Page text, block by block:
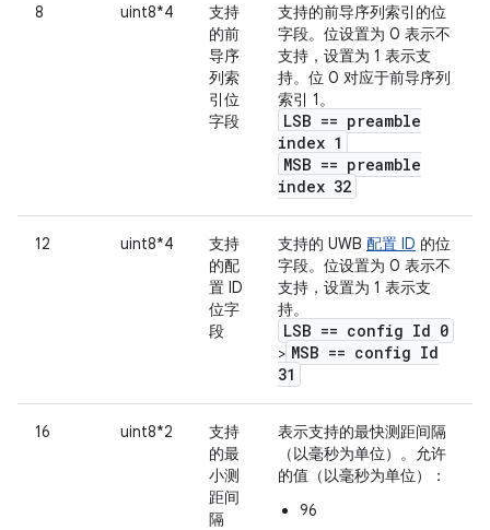
8 uint8*4
支持
的前
导序
列索
引位
字段
支持的前导序列索引的位
字段。位设置为 0 表示不
支持，设置为 1 表示支
持。位 0 对应于前导序列
索引 1。
LSB == preamble
index 1
MSB == preamble
index 32
12 uint8*4
支持
的配
置 ID
位字
段
支持的 UWB 配置 ID 的位
字段。位设置为 0 表示不
支持，设置为 1 表示支
持。
LSB == config Id 0
> MSB == config Id
31
16 uint8*2
支持
的最
小测
距间
隔
表示支持的最快测距间隔
（以毫秒为单位）。允许
的值（以毫秒为单位）：
96